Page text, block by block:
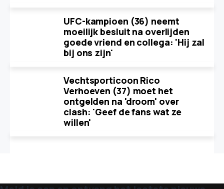
UFC-kampioen (36) neemt
moeilijk besluit na overlijden
goede vriend en collega: 'Hij zal
bij ons zijn'
Vechtsporticoon Rico
Verhoeven (37) moet het
ontgelden na 'droom' over
clash: 'Geef de fans wat ze
willen'